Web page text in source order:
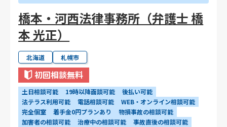
橋本・河西法律事務所（弁護士 橋
本 光正）
北海道 札幌市
初回相談無料
土日相談可能 19時以降面談可能
後払い可能
法テラス利用可能
電話相談可能
WEB・オンライン相談可能
完全個室
着手金0円プランあり
物損事故の相談可能
加害者の相談可能
治療中の相談可能 事故直後の相談可能